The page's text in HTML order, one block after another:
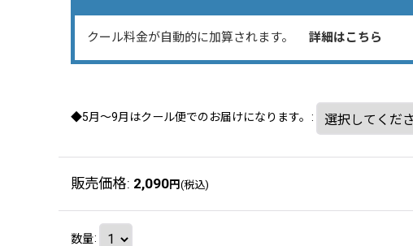
クール料金が自動的に加算されます。 詳細はこちら
◆5月～9月はクール便でのお届けになります。 :
販売価格: 2,090円 (税込)
数量: